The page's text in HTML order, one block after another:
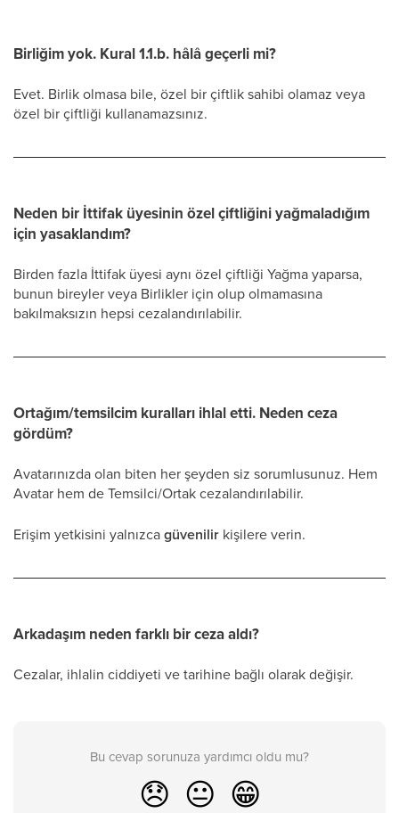
Birliğim yok. Kural 1.1.b. hâlâ geçerli mi?
Evet. Birlik olmasa bile, özel bir çiftlik sahibi olamaz veya
özel bir çiftliği kullanamazsınız.
Neden bir İttifak üyesinin özel çiftliğini yağmaladığım
için yasaklandım?
Birden fazla İttifak üyesi aynı özel çiftliği Yağma yaparsa,
bunun bireyler veya Birlikler için olup olmamasına
bakılmaksızın hepsi cezalandırılabilir.
Ortağım/temsilcim kuralları ihlal etti. Neden ceza
gördüm?
Avatarınızda olan biten her şeyden siz sorumlusunuz. Hem
Avatar hem de Temsilci/Ortak cezalandırılabilir.
Erişim yetkisini yalnızcagüvenilir kişilere verin.
Arkadaşım neden farklı bir ceza aldı?
Cezalar, ihlalin ciddiyeti ve tarihine bağlı olarak değişir.
Bu cevap sorunuza yardımcı oldu mu?
😞 😐 😁